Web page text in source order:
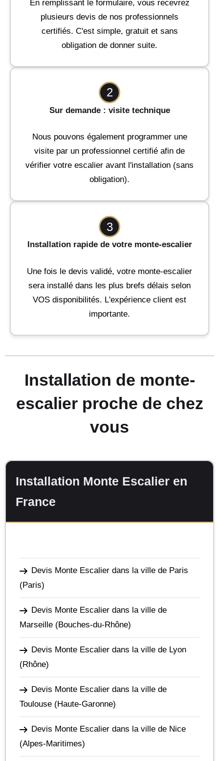
En remplissant le formulaire, vous recevrez
plusieurs devis de nos professionnels
certifiés. C'est simple, gratuit et sans
obligation de donner suite.
2
Sur demande : visite technique
Nous pouvons également programmer une
visite par un professionnel certifié afin de
vérifier votre escalier avant l'installation (sans
obligation).
3
Installation rapide de votre monte-escalier
Une fois le devis validé, votre monte-escalier
sera installé dans les plus brefs délais selon
VOS disponibilités. L'expérience client est
importante.
Installation de monte-
escalier proche de chez
vous
Installation Monte Escalier en
France
Devis Monte Escalier dans la ville de Paris
(Paris)
Devis Monte Escalier dans la ville de
Marseille (Bouches-du-Rhône)
Devis Monte Escalier dans la ville de Lyon
(Rhône)
Devis Monte Escalier dans la ville de
Toulouse (Haute-Garonne)
Devis Monte Escalier dans la ville de Nice
(Alpes-Maritimes)